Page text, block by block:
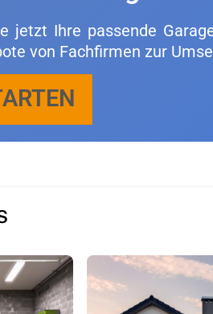
jetzt Ihre pas­sen­de
von Fach­fir­men zur